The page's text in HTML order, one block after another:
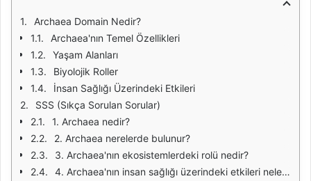
Archaea Domain Nedir?
Archaea'nın Temel Özellikleri
Yaşam Alanları
Biyolojik Roller
İnsan Sağlığı Üzerindeki Etkileri
SSS (Sıkça Sorulan Sorular)
1. Archaea nedir?
2. Archaea nerelerde bulunur?
3. Archaea'nın ekosistemlerdeki rolü nedir?
4. Archaea'nın insan sağlığı üzerindeki etkileri nelerdir?